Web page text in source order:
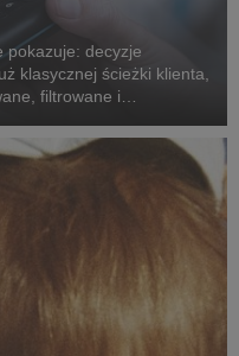
pokazuje: decyzje
klasycznej ścieżki klienta,
filtrowane i